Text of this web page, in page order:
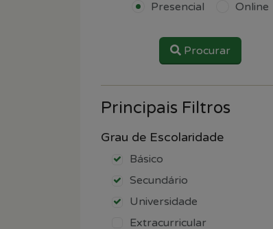
Presencial Online
Procurar
Principais Filtros
Grau de Escolaridade
Básico
Secundário
Universidade
Extracurricular